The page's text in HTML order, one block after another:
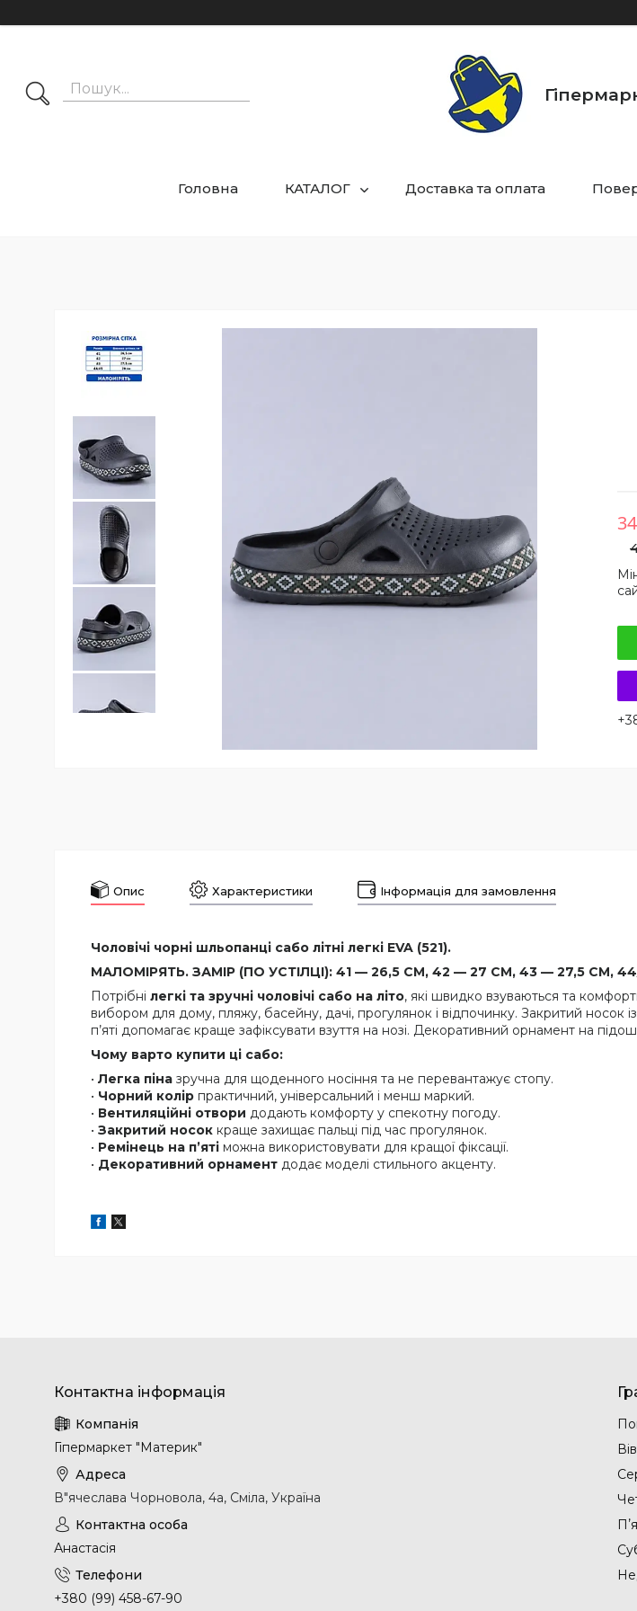
Головна КАТАЛОГ Доставка та оплата
Опис Характеристики Інформація для замовлення
Чоловічі чорні шльопанці сабо літні легкі EVA (521).
МАЛОМІРЯТЬ. ЗАМІР (ПО УСТІЛЦІ): 41 — 26,5 СМ, 42 — 27 СМ, 43 — 27,5 СМ,
Потрібні легкі та зручні чоловічі сабо на літо, які швидко взуваються та
вибором для дому, пляжу, басейну, дачі, прогулянок і відпочинку. Закритий
п’яті допомагає краще зафіксувати взуття на нозі. Декоративний орнамент на
Чому варто купити ці сабо:
• Легка піна зручна для щоденного носіння та не перевантажує стопу.
• Чорний колір практичний, універсальний і менш маркий.
• Вентиляційні отвори додають комфорту у спекотну погоду.
• Закритий носок краще захищає пальці під час прогулянок.
• Ремінець на п’яті можна використовувати для кращої фіксації.
• Декоративний орнамент додає моделі стильного акценту.
Гіпермаркет "Материк"
В"ячеслава Чорновола, 4а, Сміла, Україна
Анастасія
+380 (99) 458-67-90